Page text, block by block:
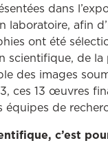
dans
laboratoire, afin
ont été
scientifique, de
des images
ces 13 œuvres
équipes de
c’est